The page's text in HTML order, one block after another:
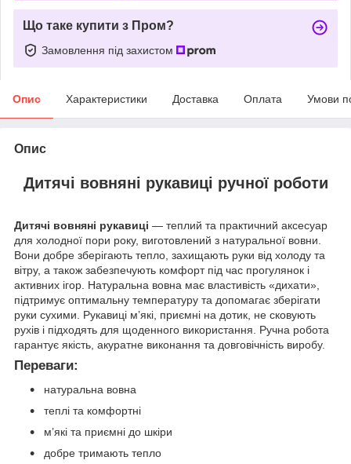
Що таке купити з Пром?
Замовлення під захистом
Опис Характеристики Доставка Оплата Умови
Опис
Дитячі вовняні рукавиці ручної роботи
Дитячі вовняні рукавиці — теплий та практичний аксесуар
для холодної пори року, виготовлений з натуральної вовни.
Вони добре зберігають тепло, захищають руки від холоду та
вітру, а також забезпечують комфорт під час прогулянок і
активних ігор. Натуральна вовна має властивість «дихати»,
підтримує оптимальну температуру та допомагає зберігати
руки сухими. Рукавиці м’які, приємні на дотик, не сковують
рухів і підходять для щоденного використання. Ручна робота
гарантує якість, акуратне виконання та довговічність виробу.
Переваги:
натуральна вовна
теплі та комфортні
м’які та приємні до шкіри
добре тримають тепло